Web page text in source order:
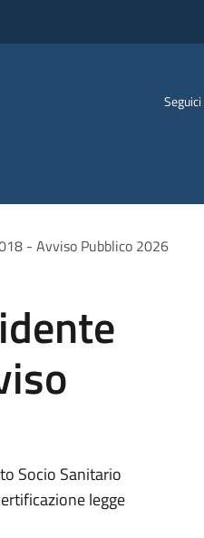
- Avviso Pubblico 2026
Socio Sanitario
legge